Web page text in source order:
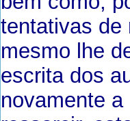
tentativas de
mesmo lhe
escrita dos
novamente